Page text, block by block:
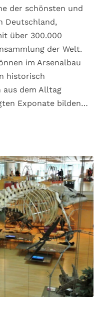
der schönsten und
Deutschland,
über 300.000
der Welt.
im Arsenalbau
historisch
aus dem Alltag
Exponate bilden…